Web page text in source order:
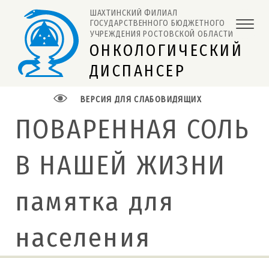
ОНКОЛОГИЧЕСКИЙ
ДИСПАНСЕР
ШАХТИНСКИЙ ФИЛИАЛ
ГОСУДАРСТВЕННОГО БЮДЖЕТНОГО
УЧРЕЖДЕНИЯ РОСТОВСКОЙ ОБЛАСТИ
ВЕРСИЯ ДЛЯ СЛАБОВИДЯЩИХ
ПОВАРЕННАЯ СОЛЬ
В НАШЕЙ ЖИЗНИ
памятка для
населения